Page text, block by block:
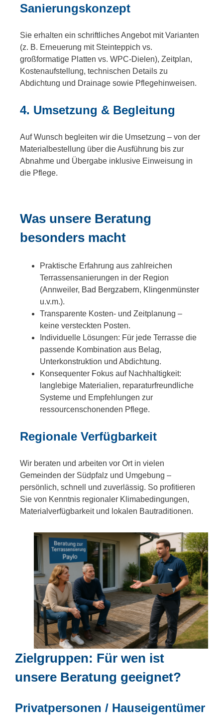
Sanierungskonzept
Sie erhalten ein schriftliches Angebot mit Varianten
(z. B. Erneuerung mit Steinteppich vs.
großformatige Platten vs. WPC-Dielen), Zeitplan,
Kostenaufstellung, technischen Details zu
Abdichtung und Drainage sowie Pflegehinweisen.
4. Umsetzung & Begleitung
Auf Wunsch begleiten wir die Umsetzung – von der
Materialbestellung über die Ausführung bis zur
Abnahme und Übergabe inklusive Einweisung in
die Pflege.
Was unsere Beratung
besonders macht
Praktische Erfahrung aus zahlreichen
Terrassensanierungen in der Region
(Annweiler, Bad Bergzabern, Klingenmünster
u.v.m.).
Transparente Kosten- und Zeitplanung –
keine versteckten Posten.
Individuelle Lösungen: Für jede Terrasse die
passende Kombination aus Belag,
Unterkonstruktion und Abdichtung.
Konsequenter Fokus auf Nachhaltigkeit:
langlebige Materialien, reparaturfreundliche
Systeme und Empfehlungen zur
ressourcenschonenden Pflege.
Regionale Verfügbarkeit
Wir beraten und arbeiten vor Ort in vielen
Gemeinden der Südpfalz und Umgebung –
persönlich, schnell und zuverlässig. So profitieren
Sie von Kenntnis regionaler Klimabedingungen,
Materialverfügbarkeit und lokalen Bautraditionen.
Zielgruppen: Für wen ist
unsere Beratung geeignet?
Privatpersonen / Hauseigentümer